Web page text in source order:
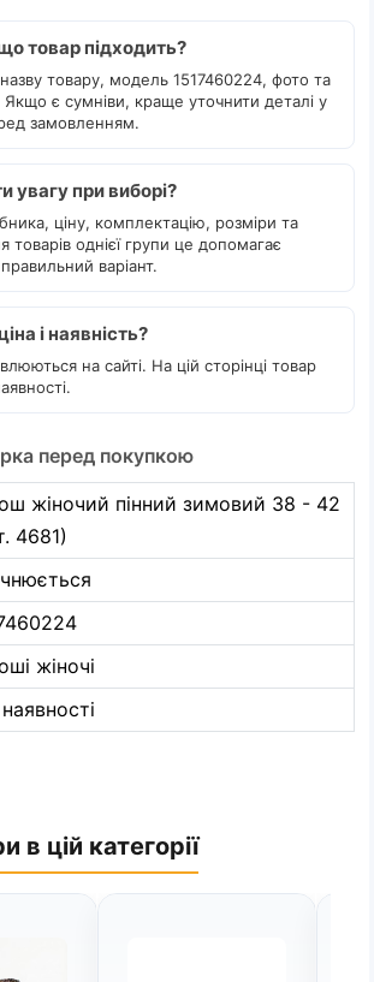
товар підходить?
товару, модель 1517460224, фото та
є сумніви, краще уточнити деталі у
замовленням.
увагу при виборі?
ціну, комплектацію, розміри та
товарів однієї групи це допомагає
варіант.
і наявність?
на сайті. На цій сторінці товар
перед покупкою
жіночий пінний зимовий 38 - 42
4681)
жіночі
в цій категорії